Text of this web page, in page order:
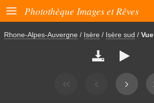
 Photothèque Images et Rêves
Rhone-Alpes-Auvergne / Isère / Isère sud /
 